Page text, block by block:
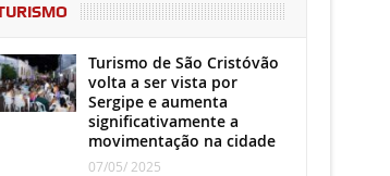
Turismo de São Cristóvão
volta a ser vista por
Sergipe e aumenta
significativamente a
movimentação na cidade
07/05/ 2025